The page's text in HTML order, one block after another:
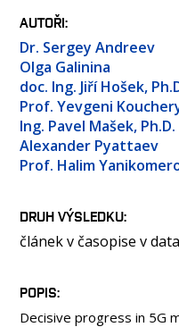
MEDIA
KONTAKT
AUTOŘI
Dr. Sergey Andreev
Olga Galinina
doc. Ing. Jiří Hošek,
Prof. Yevgeni
Ing. Pavel Mašek, Ph.D.
Alexander Pyattaev
Prof. Halim
DRUH VÝSLEDKU
článek v časopise v
POPIS
Decisive progress in 5G